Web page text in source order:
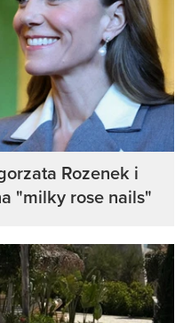
Rozenek i
"milky rose nails"